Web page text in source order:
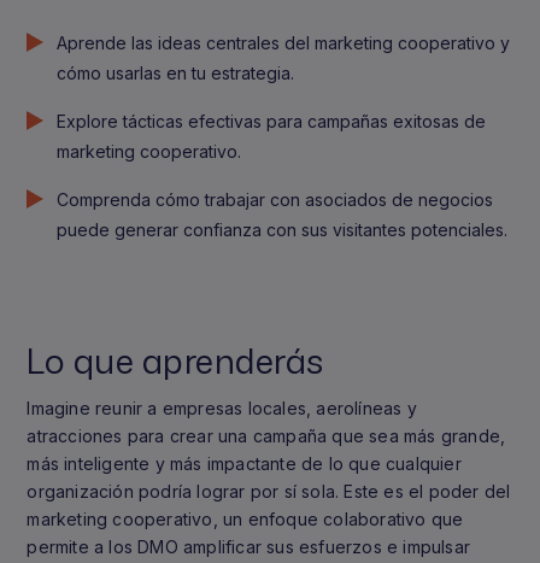
Aprende las ideas centrales del marketing cooperativo y
cómo usarlas en tu estrategia.
Explore tácticas efectivas para campañas exitosas de
marketing cooperativo.
Comprenda cómo trabajar con asociados de negocios
puede generar confianza con sus visitantes potenciales.
Lo que aprenderás
Imagine reunir a empresas locales, aerolíneas y
atracciones para crear una campaña que sea más grande,
más inteligente y más impactante de lo que cualquier
organización podría lograr por sí sola. Este es el poder del
marketing cooperativo, un enfoque colaborativo que
permite a los DMO amplificar sus esfuerzos e impulsar